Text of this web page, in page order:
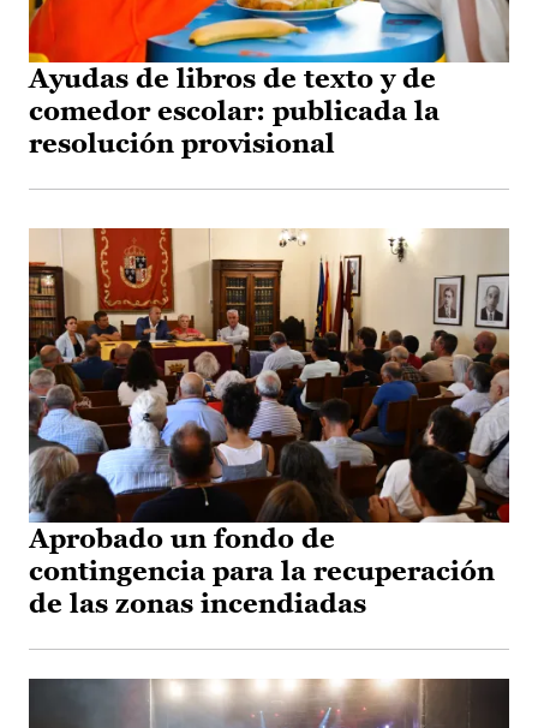
Ayudas de libros de texto y de
comedor escolar: publicada la
resolución provisional
Aprobado un fondo de
contingencia para la recuperación
de las zonas incendiadas